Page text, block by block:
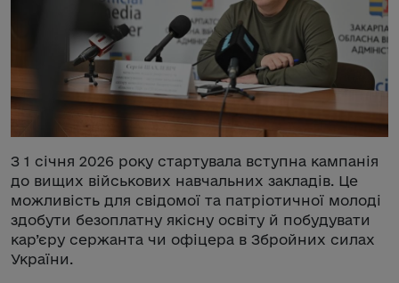
З 1 січня 2026 року стартувала вступна кампанія
до вищих військових навчальних закладів. Це
можливість для свідомої та патріотичної молоді
здобути безоплатну якісну освіту й побудувати
кар’єру сержанта чи офіцера в Збройних силах
України.